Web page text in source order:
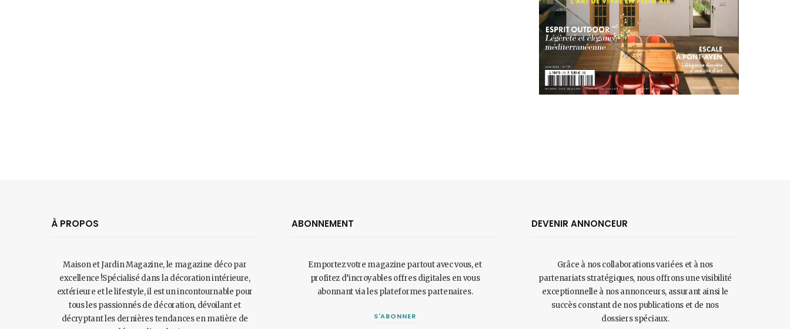
À PROPOS
Maison et Jardin Magazine, le magazine déco par
excellence !Spécialisé dans la décoration intérieure,
extérieure et le lifestyle, il est un incontournable pour
tous les passionnés de décoration, dévoilant et
décryptant les dernières tendances en matière de
ABONNEMENT
Emportez votre magazine partout avec vous, et
profitez d’incroyables offres digitales en vous
abonnant via les plateformes partenaires.
S'ABONNER
DEVENIR ANNONCEUR
Grâce à nos collaborations variées et à nos
partenariats stratégiques, nous offrons une visibilité
exceptionnelle à nos annonceurs, assurant ainsi le
succès constant de nos publications et de nos
dossiers spéciaux.